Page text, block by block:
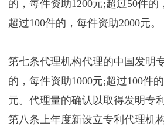
的，每件资助1200元;超过50件的
超过100件的，每件资助2000元。
第七条代理机构代理的中国发明
的，每件资助1000元;超过100件
元。代理量的确认以取得发明专
第八条上年度新设立专利代理机